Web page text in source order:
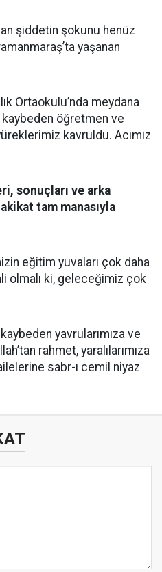
şiddetin şokunu henüz
yaşanan
Ortaokulu’nda meydana
kaybeden öğretmen ve
kavruldu. Acımız
sonuçları ve arka
tam manasıyla
eğitim yuvaları çok daha
olmalı ki, geleceğimiz çok
yavrularımıza ve
rahmet, yaralılarımıza
sabr-ı cemil niyaz